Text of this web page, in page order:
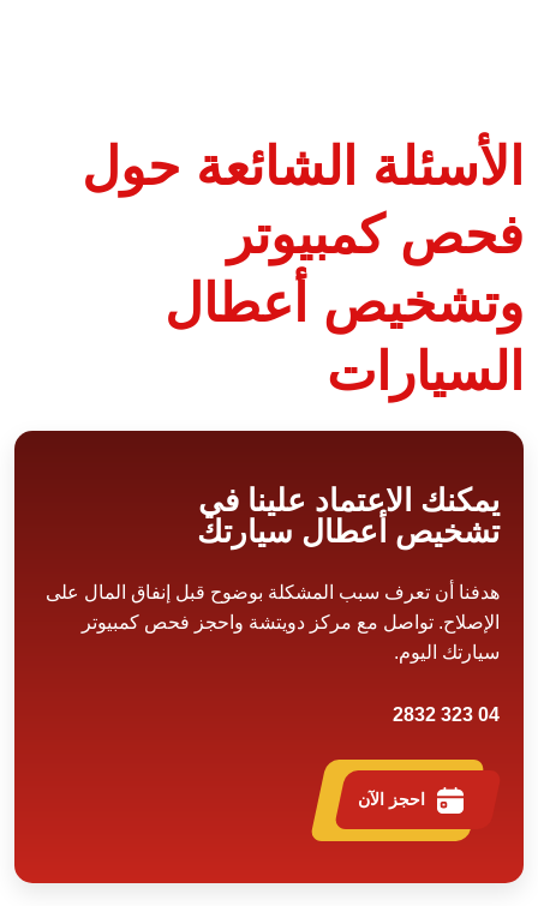
الأسئلة الشائعة حول
فحص كمبيوتر
وتشخيص أعطال
السيارات
يمكنك الاعتماد علينا في
تشخيص أعطال سيارتك
هدفنا أن تعرف سبب المشكلة بوضوح قبل إنفاق المال على
الإصلاح. تواصل مع مركز دويتشة واحجز فحص كمبيوتر
سيارتك اليوم.
04 323 2832
احجز الآن